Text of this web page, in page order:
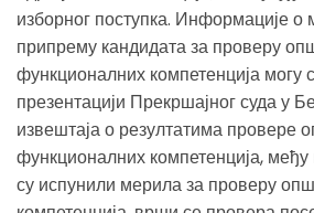
изборног поступка. Информације о
припрему кандидата за проверу
функционалних компетенција могу
презентацији Прекршајног суда у
извештаја о резултатима провере
функционалних компетенција, међу
су испунили мерила за проверу